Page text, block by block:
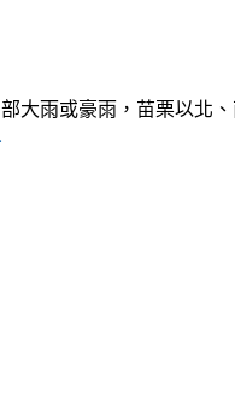
雨或豪雨，苗栗以北